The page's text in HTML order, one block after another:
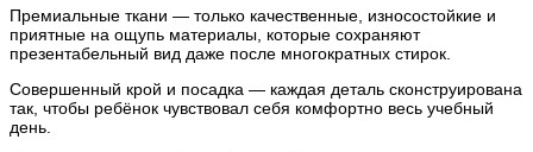
Премиальные ткани — только качественные, износостойкие и
приятные на ощупь материалы, которые сохраняют
презентабельный вид даже после многократных стирок.
Совершенный крой и посадка — каждая деталь сконструирована
так, чтобы ребёнок чувствовал себя комфортно весь учебный
день.